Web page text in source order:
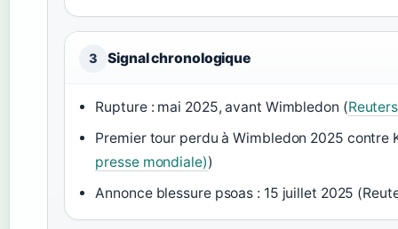
3 Signal chronologique
Rupture : mai 2025, avant Wimbledon (
Premier tour perdu à Wimbledon 2025 contre
presse mondiale))
Annonce blessure psoas : 15 juillet 2025